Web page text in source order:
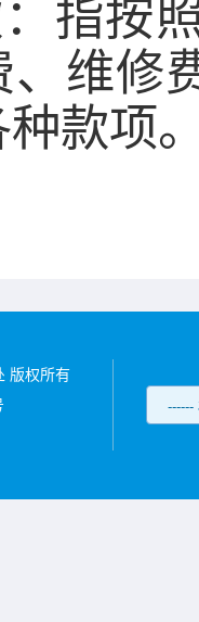
指按
、维修
款项
版权所有